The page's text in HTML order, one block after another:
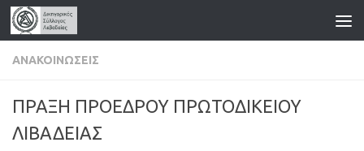
Skip to content
ΑΝΑΚΟΙΝΏΣΕΙΣ
ΠΡΑΞΗ ΠΡΟΕΔΡΟΥ ΠΡΩΤΟΔΙΚΕΙΟΥ
ΛΙΒΑΔΕΙΑΣ